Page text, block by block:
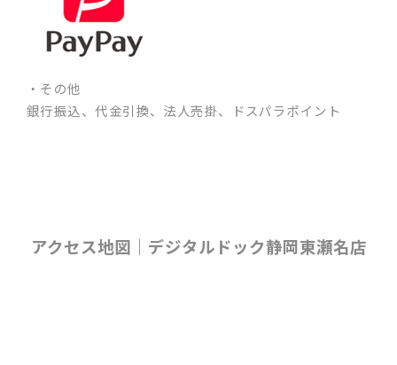
・その他
銀行振込、代金引換、法人売掛、ドスパラポイント
アクセス地図｜デジタルドック静岡東瀬名店